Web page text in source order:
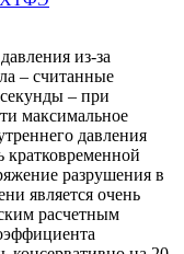
из-за
– считанные
– при
максимальное
давления
кратковременной
разрушения в
является очень
расчетным